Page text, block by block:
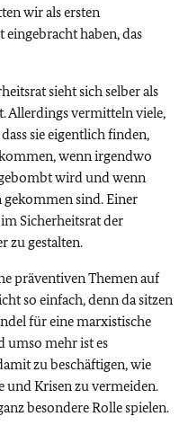
wir als ersten
haben, das
sieht sich selber als
Allerdings vermitteln viele,
sie eigentlich finden,
wenn irgendwo
wird und wenn
gekommen sind. Einer
Sicherheitsrat der
zu gestalten.
präventiven Themen auf
so einfach, denn da sitzen
für eine marxistische
umso mehr ist es
zu beschäftigen, wie
und Krisen zu vermeiden.
besondere Rolle spielen.